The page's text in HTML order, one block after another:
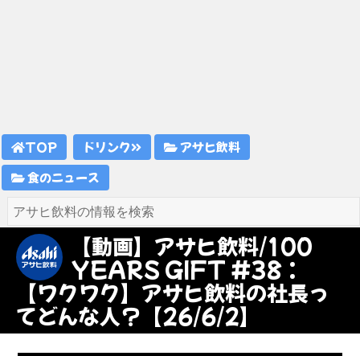
TOP ドリンク
アサヒ飲料
食のニュース
【動画】アサヒ飲料/100
YEARS GIFT #38：
【ワクワク】アサヒ飲料の社長っ
てどんな人？【26/6/2】